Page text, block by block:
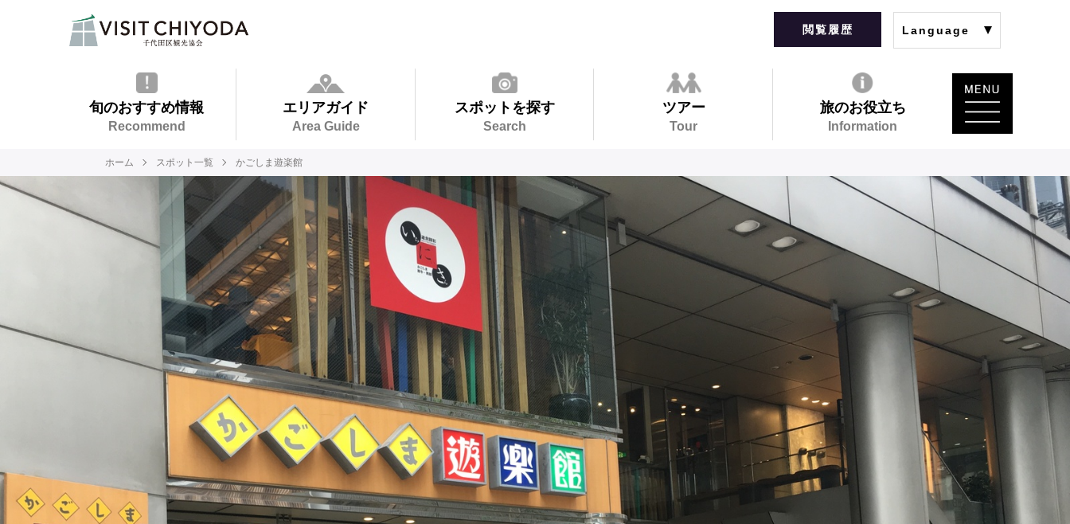
閲覧履歴 Language
旬のおすすめ情報
Recommend
エリアガイド
Area Guide
スポットを探す
Search
ツアー
Tour
旅のお役立ち
Information
ホーム スポット一覧 かごしま遊楽館